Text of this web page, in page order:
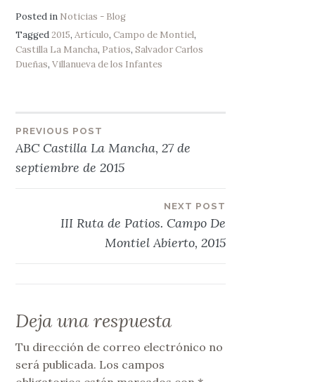
Posted in Noticias - Blog
Tagged2015,Artículo,Campo de Montiel,
Castilla La Mancha, Patios,Salvador Carlos
Dueñas,Villanueva de los Infantes
Navegación
de
PREVIOUS POST
ABC Castilla La Mancha, 27 de
septiembre de 2015
NEXT POST
III Ruta de Patios. Campo De
Montiel Abierto, 2015
Deja una respuesta
Tu dirección de correo electrónico no
será publicada. Los campos